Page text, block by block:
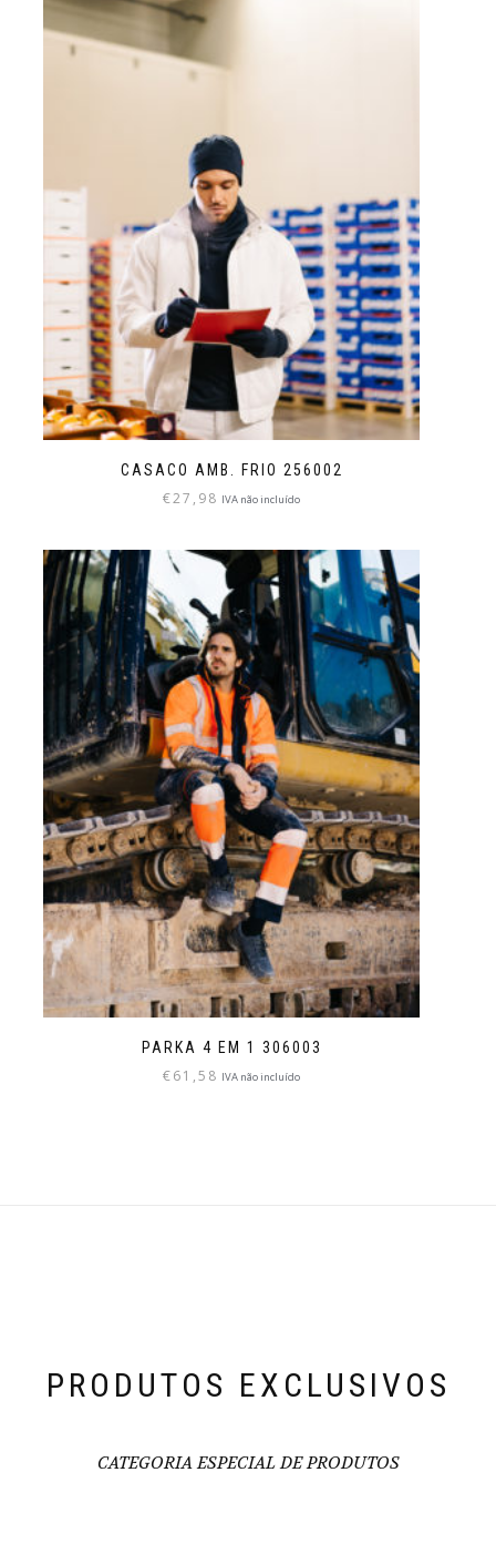
CASACO AMB. FRIO 256002
€27,98 IVA não incluído
PARKA 4 EM 1 306003
€61,58 IVA não incluído
PRODUTOS EXCLUSIVOS
CATEGORIA ESPECIAL DE PRODUTOS